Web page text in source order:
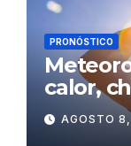
PRONÓSTICO
calor,
Sahara
AGOSTO